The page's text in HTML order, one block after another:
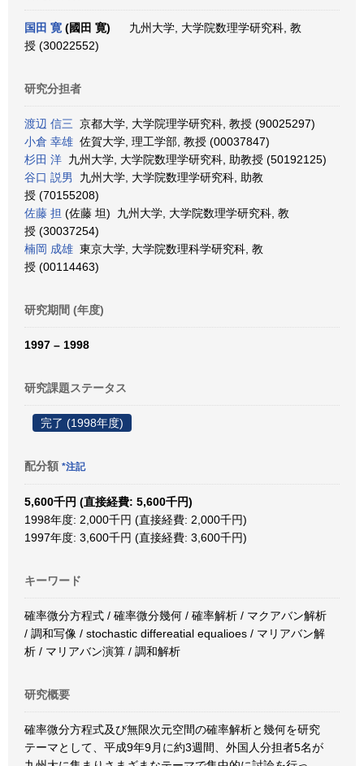
国田 寛 (國田 寛)
九州大学, 大学院数理学研究科, 教
授 (30022552)
研究分担者
渡辺 信三 京都大学, 大学院理学研究科, 教授 (90025297)
小倉 幸雄 佐賀大学, 理工学部, 教授 (00037847)
杉田 洋 九州大学, 大学院数理学研究科, 助教授 (50192125)
谷口 説男
九州大学, 大学院数理学研究科, 助教
授 (70155208)
佐藤 担 (佐藤 坦) 九州大学, 大学院数理学研究科, 教
授 (30037254)
楠岡 成雄 東京大学, 大学院数理科学研究科, 教
授 (00114463)
研究期間 (年度)
1997 – 1998
研究課題ステータス
完了 (1998年度)
配分額 *注記
5,600千円 (直接経費: 5,600千円)
1998年度: 2,000千円 (直接経費: 2,000千円)
1997年度: 3,600千円 (直接経費: 3,600千円)
キーワード
確率微分方程式 / 確率微分幾何 / 確率解析 / マクアバン解析
/ 調和写像 / stochastic differeatial equalioes / マリアバン解
析 / マリアバン演算 / 調和解析
研究概要
確率微分方程式及び無限次元空間の確率解析と幾何を研究
テーマとして、平成9年9月に約3週間、外国人分担者5名が